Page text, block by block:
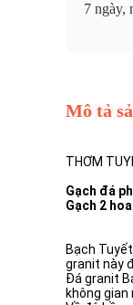
7 ngày,
Mô tả
THƠM
Gạch đá
Gạch 2
Bạch
granit này
Đá granit
không